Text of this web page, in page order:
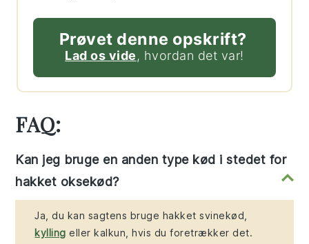
Prøvet denne opskrift?
Lad os vide, hvordan det var!
FAQ:
Kan jeg bruge en anden type kød i stedet for
hakket oksekød?
Ja, du kan sagtens bruge hakket svinekød,
kylling eller kalkun, hvis du foretrækker det.